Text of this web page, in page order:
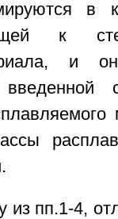
в
к
и
из пп.1-4,